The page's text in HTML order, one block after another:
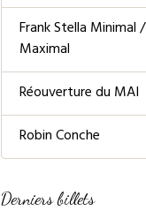
Frank Stella Minimal /
Maximal
Réouverture du MAI
Robin Conche
Derniers billets